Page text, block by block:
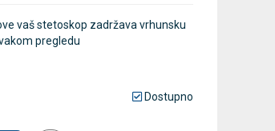
vaš stetoskop zadržava vrhunsku
pregledu
Dostupno